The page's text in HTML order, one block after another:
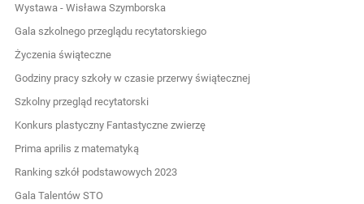
Wystawa - Wisława Szymborska
Gala szkolnego przeglądu recytatorskiego
Życzenia świąteczne
Godziny pracy szkoły w czasie przerwy świątecznej
Szkolny przegląd recytatorski
Konkurs plastyczny Fantastyczne zwierzę
Prima aprilis z matematyką
Ranking szkół podstawowych 2023
Gala Talentów STO